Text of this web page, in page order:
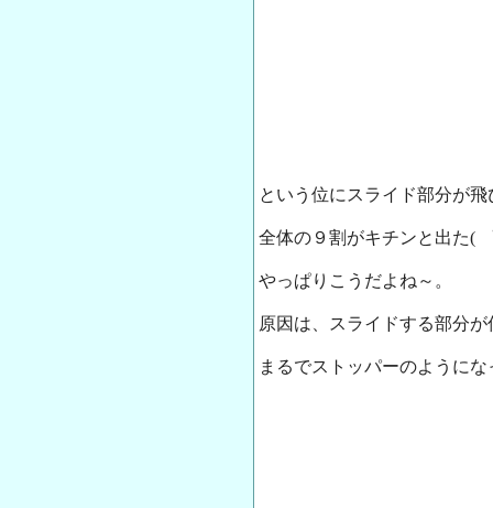
という位にスライド部分が飛
全体の９割がキチンと出た(
やっぱりこうだよね～。
原因は、スライドする部分
まるでストッパーのように